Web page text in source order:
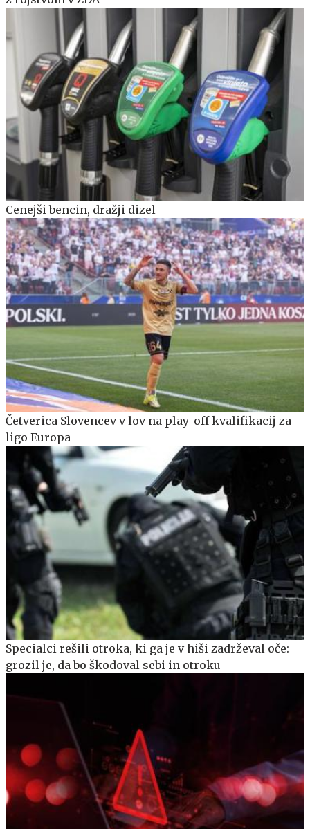
Cenejši bencin, dražji dizel
Četverica Slovencev v lov na play-off kvalifikacij za
ligo Europa
Specialci rešili otroka, ki ga je v hiši zadrževal oče:
grozil je, da bo škodoval sebi in otroku